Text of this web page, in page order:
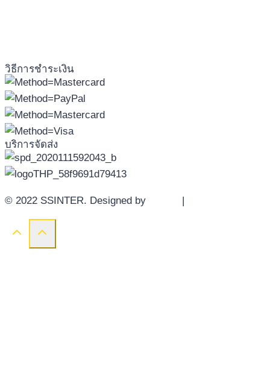
วิธีการชำระเงิน
บริการจัดส่ง
© 2022 SSINTER. Designed by |